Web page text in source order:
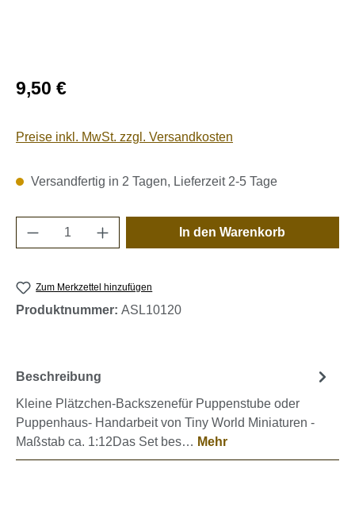
Regulärer Preis:
9,50 €
Preise inkl. MwSt. zzgl. Versandkosten
Versandfertig in 2 Tagen, Lieferzeit 2-5 Tage
Produkt Anzahl: Gib den gewünschten
In den Warenkorb
Zum Merkzettel hinzufügen
Produktnummer: ASL10120
Beschreibung
Kleine Plätzchen-Backszenefür Puppenstube oder
Puppenhaus- Handarbeit von Tiny World Miniaturen -
Maßstab ca. 1:12Das Set bes… Mehr